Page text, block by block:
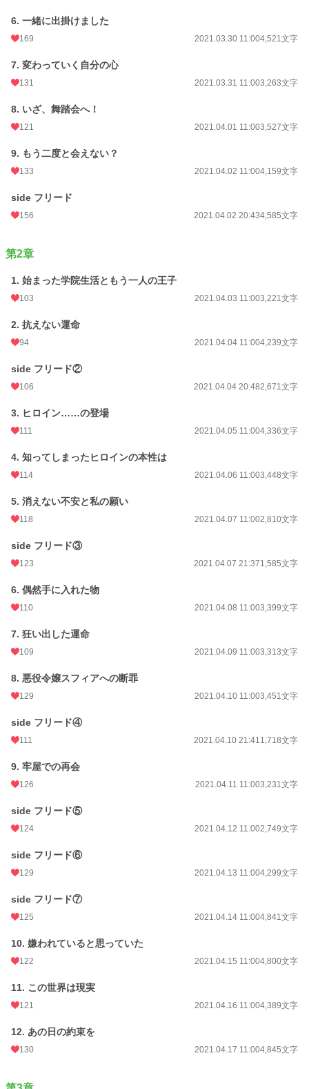
6. 一緒に出掛けました
169 2021.03.30 11:004,521文字
7. 変わっていく自分の心
131 2021.03.31 11:003,263文字
8. いざ、舞踏会へ！
121 2021.04.01 11:003,527文字
9. もう二度と会えない？
133 2021.04.02 11:004,159文字
side フリード
156 2021.04.02 20:434,585文字
第2章
1. 始まった学院生活ともう一人の王子
103 2021.04.03 11:003,221文字
2. 抗えない運命
94 2021.04.04 11:004,239文字
side フリード②
106 2021.04.04 20:482,671文字
3. ヒロイン……の登場
111 2021.04.05 11:004,336文字
4. 知ってしまったヒロインの本性は
114 2021.04.06 11:003,448文字
5. 消えない不安と私の願い
118 2021.04.07 11:002,810文字
side フリード③
123 2021.04.07 21:371,585文字
6. 偶然手に入れた物
110 2021.04.08 11:003,399文字
7. 狂い出した運命
109 2021.04.09 11:003,313文字
8. 悪役令嬢スフィアへの断罪
129 2021.04.10 11:003,451文字
side フリード④
111 2021.04.10 21:411,718文字
9. 牢屋での再会
126 2021.04.11 11:003,231文字
side フリード⑤
124 2021.04.12 11:002,749文字
side フリード⑥
129 2021.04.13 11:004,299文字
side フリード⑦
125 2021.04.14 11:004,841文字
10. 嫌われていると思っていた
122 2021.04.15 11:004,800文字
11. この世界は現実
121 2021.04.16 11:004,389文字
12. あの日の約束を
130 2021.04.17 11:004,845文字